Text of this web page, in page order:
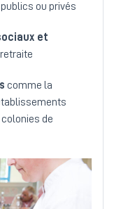
publics ou privés
et
comme la
de